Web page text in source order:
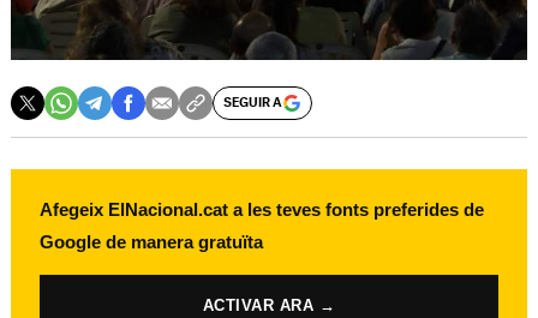
SEGUIR A
Afegeix ElNacional.cat a les teves fonts preferides de
Google de manera gratuïta
ACTIVAR ARA →